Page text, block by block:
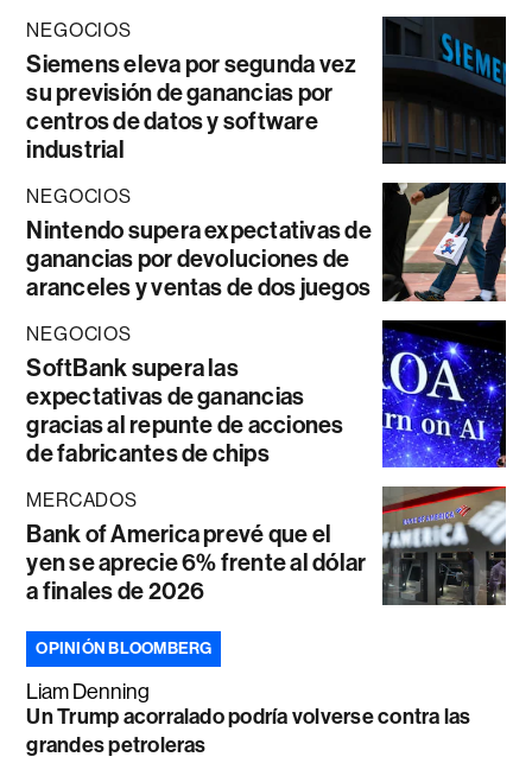
NEGOCIOS
Siemens eleva por segunda vez
su previsión de ganancias por
centros de datos y software
industrial
NEGOCIOS
Nintendo supera expectativas de
ganancias por devoluciones de
aranceles y ventas de dos juegos
NEGOCIOS
SoftBank supera las
expectativas de ganancias
gracias al repunte de acciones
de fabricantes de chips
MERCADOS
Bank of America prevé que el
yen se aprecie 6% frente al dólar
a finales de 2026
OPINIÓN BLOOMBERG
Liam Denning
Un Trump acorralado podría volverse contra las
grandes petroleras